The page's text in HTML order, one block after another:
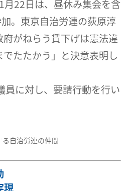
月22日は、昼休み集会を含
。東京自治労連の荻原淳
がねらう賃下げは憲法違
たたかう」と決意表明し
に対し、要請行動を行い
自治労連の仲間
現